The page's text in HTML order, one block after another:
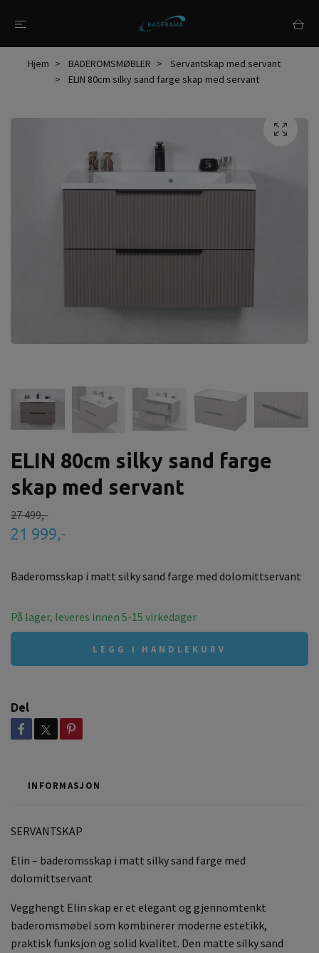
Hjem BADEROMSMØBLER
Servantskap med servant
ELIN 80cm silky sand farge skap med servant
ELIN 80cm silky sand farge
skap med servant
27 499,-
21 999,-
Baderomsskap i matt silky sand farge med dolomittservant
På lager, leveres innen 5-15 virkedager
LEGG I HANDLEKURV
Del
INFORMASJON
SERVANTSKAP
Elin – baderomsskap i matt silky sand farge med
dolomittservant
Vegghengt Elin skap er et elegant og gjennomtenkt
baderomsmøbel som kombinerer moderne estetikk,
praktisk funksjon og solid kvalitet. Den matte silky sand